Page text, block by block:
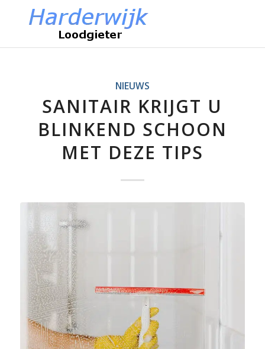
NIEUWS
SANITAIR KRIJGT U
BLINKEND SCHOON
MET DEZE TIPS